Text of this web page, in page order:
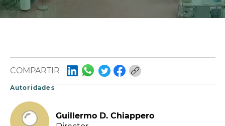
COMPARTIR
Autoridades
Guillermo D. Chiappero